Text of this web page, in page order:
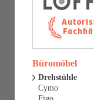
Büromöbel
Drehstühle
Cymo